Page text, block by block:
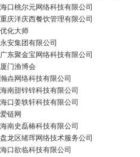
海口桃尔元网络科技有限公司
重庆洋庆西餐饮管理有限公司
优化大师
永安集团有限公司
广东聚金宝网络科技有限公司
厦门渔博会
瀚垚网络科技有限公司
海南甜锌锌科技有限公司
海口姜轶轩科技有限公司
爱链网
海南史磊椿科技有限公司
盘龙区绪珲网络技术服务公司
海口欲临科技有限公司